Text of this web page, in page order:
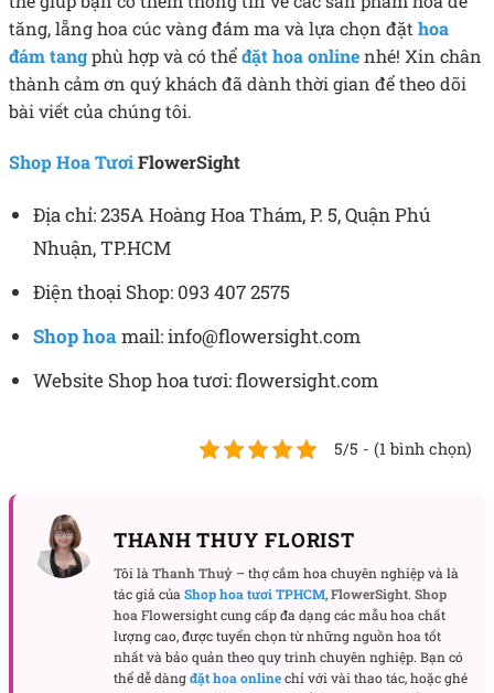
tăng, lẵng hoa cúc vàng đám ma và lựa chọn đặthoa
đám tangphù hợp và có thểđặt hoa onlinenhé! Xin chân
thành cảm ơn quý khách đã dành thời gian để theo dõi
bài viết của chúng tôi.
Shop Hoa TươiFlowerSight
Địa chỉ: 235A Hoàng Hoa Thám, P. 5, Quận Phú
Nhuận, TP.HCM
Điện thoại Shop: 093 407 2575
Shop hoamail: info@flowersight.com
Website Shop hoa tươi: flowersight.com
5/5 - (1 bình chọn)
THANH THUY FLORIST
Tôi là Thanh Thuỷ – thợ cắm hoa chuyên nghiệp và là
tác giả của Shop hoa tươi TPHCM,FlowerSight. Shop
hoa Flowersight cung cấp đa dạng các mẫu hoa chất
lượng cao, được tuyển chọn từ những nguồn hoa tốt
nhất và bảo quản theo quy trình chuyên nghiệp. Bạn có
thể dễ dàngđặt hoa onlinechỉ với vài thao tác, hoặc ghé